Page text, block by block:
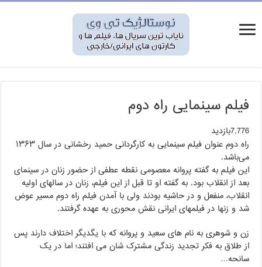
فیلم سینمایی راه دوم
7,776بازدید
راه دوم عنوان فیلم سینمایی به کارگردانی حمید رخشانی در سال ۱۳۶۳
می‌باشد.
این فیلم به گفته پروانه معصومی نقطه عطفی از حضور زنان در سینمای
بعد از انقلاب بود. به گفته او تا قبل از این فیلم، زنان در سالهای اولیه
انقلاب، منفعل و در حاشیه بودند ولی با آمدن فیلم راه دوم مسیر عوض
شد و زنها در فیلمهای ایرانی نقش محوری به عهده گرفتند.
زن و شوهری به نام های سعید و پروانه که با یگدیگر اختلاف دارند پس
از طلاق به فکر تجدید زندگی مشترک شان می افتند؛ اما در یک
سانحه…